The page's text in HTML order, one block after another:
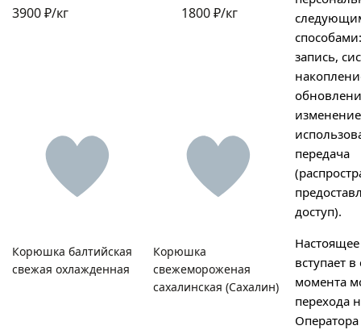
3900 ₽/кг
1800 ₽/кг
Корюшка балтийская
свежая охлажденная
Корюшка
свежемороженая
сахалинская (Сахалин)
запись,
передача
доступ).
Настоящее
вступает в
момента
перехода
Оператора